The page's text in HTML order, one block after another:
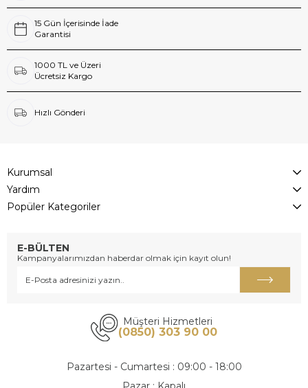
15 Gün İçerisinde İade
Garantisi
1000 TL ve Üzeri
Ücretsiz Kargo
Hızlı Gönderi
Kurumsal
Yardım
Popüler Kategoriler
E-BÜLTEN
Kampanyalarımızdan haberdar olmak için kayıt olun!
Müşteri Hizmetleri
(0850) 303 90 00
Pazartesi - Cumartesi : 09:00 - 18:00